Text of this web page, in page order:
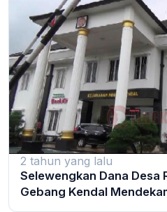
2 tahun yang lalu
Selewengkan Dana Desa
Gebang Kendal